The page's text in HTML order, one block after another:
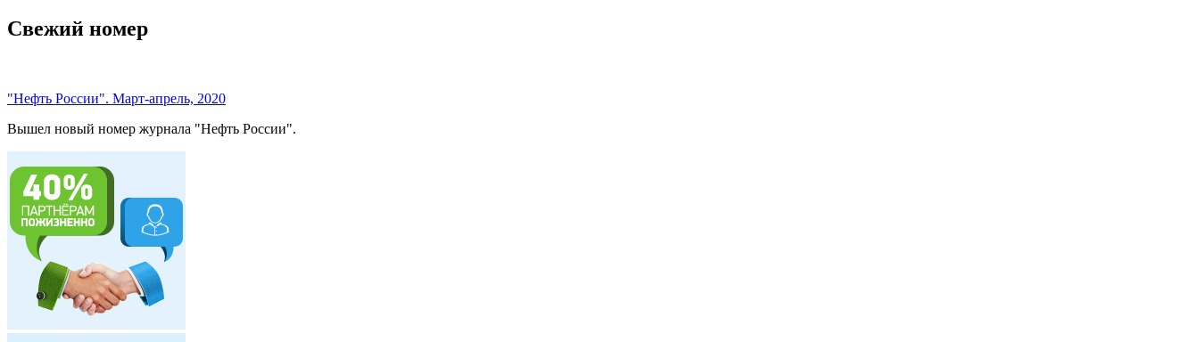
Свежий номер
"Нефть России". Март-апрель, 2020
Вышел новый номер журнала "Нефть России".